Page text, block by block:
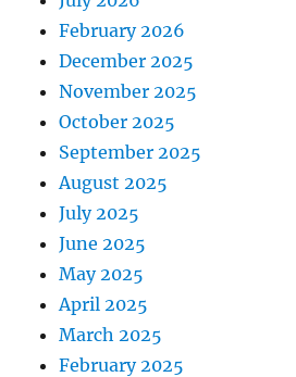
February 2026
December 2025
November 2025
October 2025
September 2025
August 2025
July 2025
June 2025
May 2025
April 2025
March 2025
February 2025